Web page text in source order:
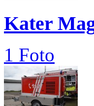
Kater
1 Foto